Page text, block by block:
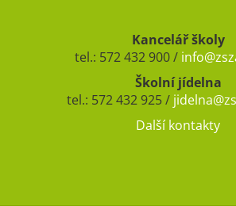
Kancelář školy
tel.: 572 432 900 /
Školní jídelna
tel.: 572 432 925 /
Další kontakty